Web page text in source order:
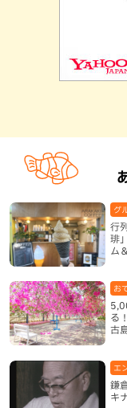
行
琲
ム
グ
る
古
お
鎌
キ
エ